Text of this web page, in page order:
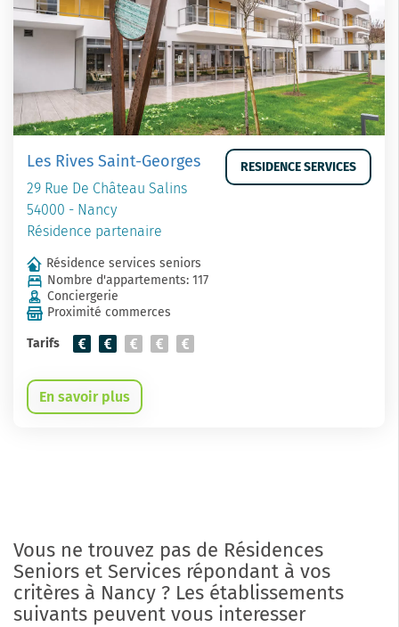
Les Rives Saint-Georges
29 Rue De Château Salins
54000 - Nancy
Résidence partenaire
RESIDENCE SERVICES
Résidence services seniors
Nombre d'appartements: 117
Conciergerie
Proximité commerces
Tarifs
En savoir plus
Vous ne trouvez pas de Résidences
Seniors et Services répondant à vos
critères à Nancy ? Les établissements
suivants peuvent vous interesser